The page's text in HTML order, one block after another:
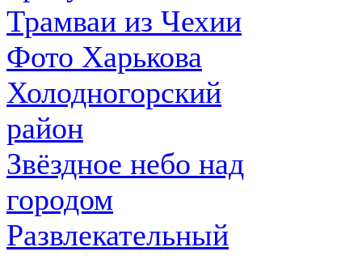
Трамваи из Чехии
Фото Харькова
Холодногорский
район
Звёздное небо над
городом
Развлекательный